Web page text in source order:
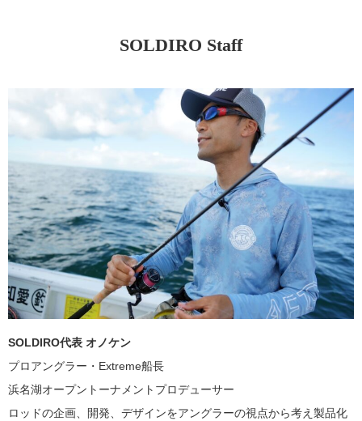
SOLDIRO Staff
SOLDIRO代表 オノケン
プロアングラー・Extreme船長
浜名湖オープントーナメントプロデューサー
ロッドの企画、開発、デザインをアングラーの視点から考え製品化